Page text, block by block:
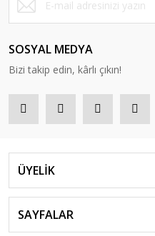
SOSYAL MEDYA
Bizi takip edin, kârlı çıkın!
ÜYELİK
SAYFALAR